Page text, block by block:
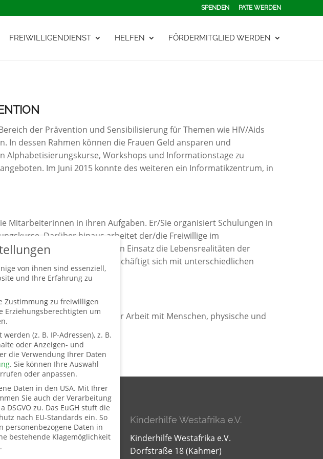
SPENDEN PATE WERDEN
FREIWILLIGENDIENST HELFEN FÖRDERMITGLIED WERDEN
der Prävention und Sensibilisierung für Themen wie HIV/Aids
dessen Rahmen können die Frauen Geld ansparen und
Workshops und Informationstage zu
Im Juni 2015 konnte des weiteren ein Informatikzentrum, in
in ihren Aufgaben. Er/Sie organisiert Schulungen in
Darüber hinaus arbeitet der/die Freiwillige im
Freiwillige lernt durch ihren Einsatz die Lebensrealitäten der
reflektieren. Er/Sie beschäftigt sich mit unterschiedlichen
Freude und Interesse an der Arbeit mit Menschen, physische und
Informationen Kinderhilfe Westafrika e.V.
Kinderhilfe Westafrika e.V.
Dorfstraße 18 (Kahmer)
von ihnen sind essenziell,
und Ihre Erfahrung zu
Zustimmung zu freiwilligen
Erziehungsberechtigten um
(z. B. IP-Adressen), z. B.
oder Anzeigen- und
die Verwendung Ihrer Daten
. Sie können Ihre Auswahl
oder anpassen.
Daten in den USA. Mit Ihrer
Sie auch der Verarbeitung
DSGVO zu. Das EuGH stuft die
nach EU-Standards ein. So
personenbezogene Daten in
bestehende Klagemöglichkeit